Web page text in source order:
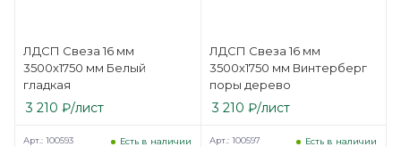
ЛДСП Свеза 16 мм
3500х1750 мм Белый
гладкая
3 210 ₽/лист
ЛДСП Свеза 16 мм
3500х1750 мм Винтерберг
поры дерево
3 210 ₽/лист
Есть в наличии
Арт.: 100593 Есть в наличии
Арт.: 100597